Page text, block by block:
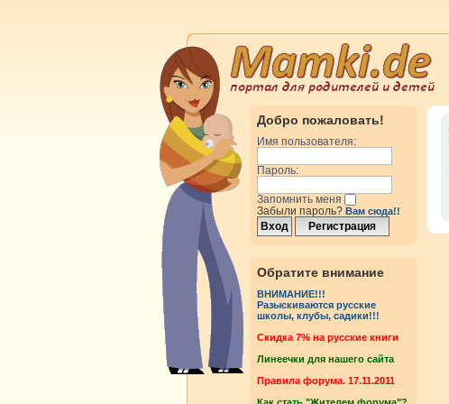
Добро пожаловать!
Имя пользователя:
Пароль:
Запомнить меня
Забыли пароль? Вам сюда!!
Обратите внимание
ВНИМАНИЕ!!!
Разыскиваются русские
школы, клубы, садики!!!
Cкидка 7% на русские книги
Линеечки для нашего сайта
Правила форума. 17.11.2011